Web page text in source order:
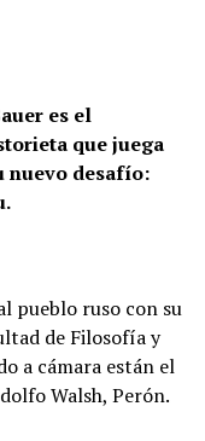
es el
que juega
nuevo desafío:
pueblo ruso con su
de Filosofía y
a cámara están el
Walsh, Perón.